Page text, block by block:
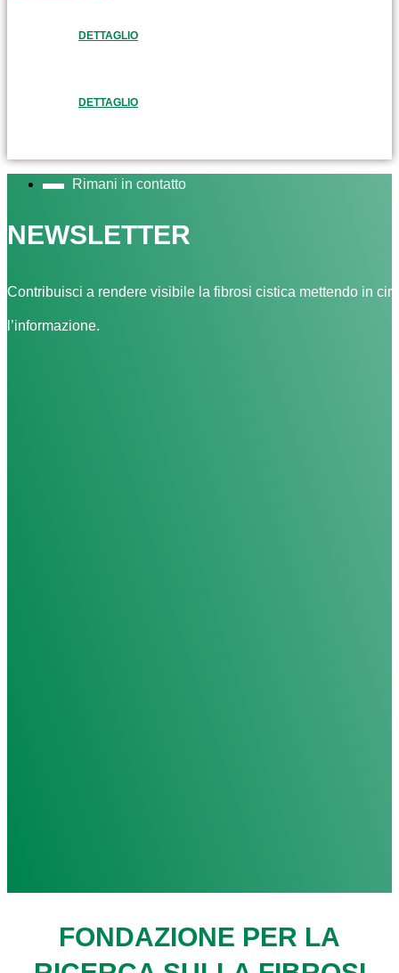
DETTAGLIO
DETTAGLIO
Rimani in contatto
NEWSLETTER
Contribuisci a rendere visibile la fibrosi cistica mettendo in
l’informazione.
FONDAZIONE PER LA